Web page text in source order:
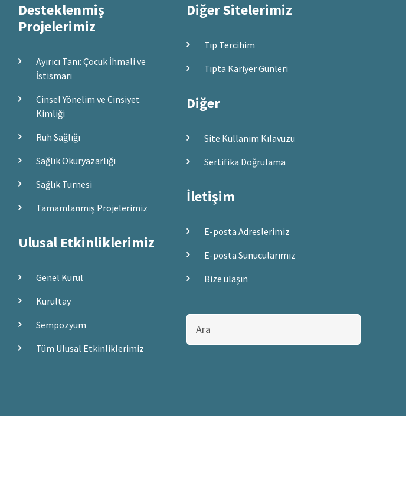
Desteklenmiş
Projelerimiz
Ayırıcı Tanı: Çocuk İhmali ve
İstismarı
Cinsel Yönelim ve Cinsiyet
Kimliği
Ruh Sağlığı
Sağlık Okuryazarlığı
Sağlık Turnesi
Tamamlanmış Projelerimiz
Ulusal Etkinliklerimiz
Genel Kurul
Kurultay
Sempozyum
Tüm Ulusal Etkinliklerimiz
Diğer Sitelerimiz
Tıp Tercihim
Tıpta Kariyer Günleri
Diğer
Site Kullanım Kılavuzu
Sertifika Doğrulama
İletişim
E-posta Adreslerimiz
E-posta Sunucularımız
Bize ulaşın
Bu
sitede
ara